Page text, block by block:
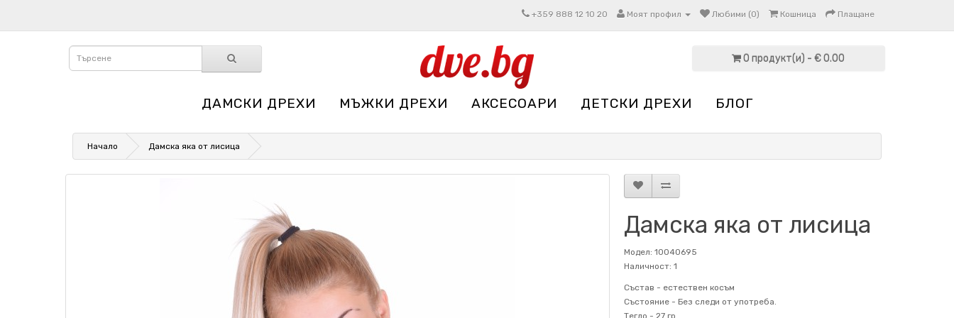
+359 888 12 10 20 Моят профил Любими (0) Кошница Плащане
0 продукт(и) - € 0.00
ДАМСКИ ДРЕХИ МЪЖКИ ДРЕХИ АКСЕСОАРИ ДЕТСКИ ДРЕХИ БЛОГ
Начало Дамска яка от лисица
Дамска яка от лисица
Модел: 10040695
Наличност: 1
Състав - естествен косъм
Състояние - Без следи от употреба.
Тегло - 27 гр.